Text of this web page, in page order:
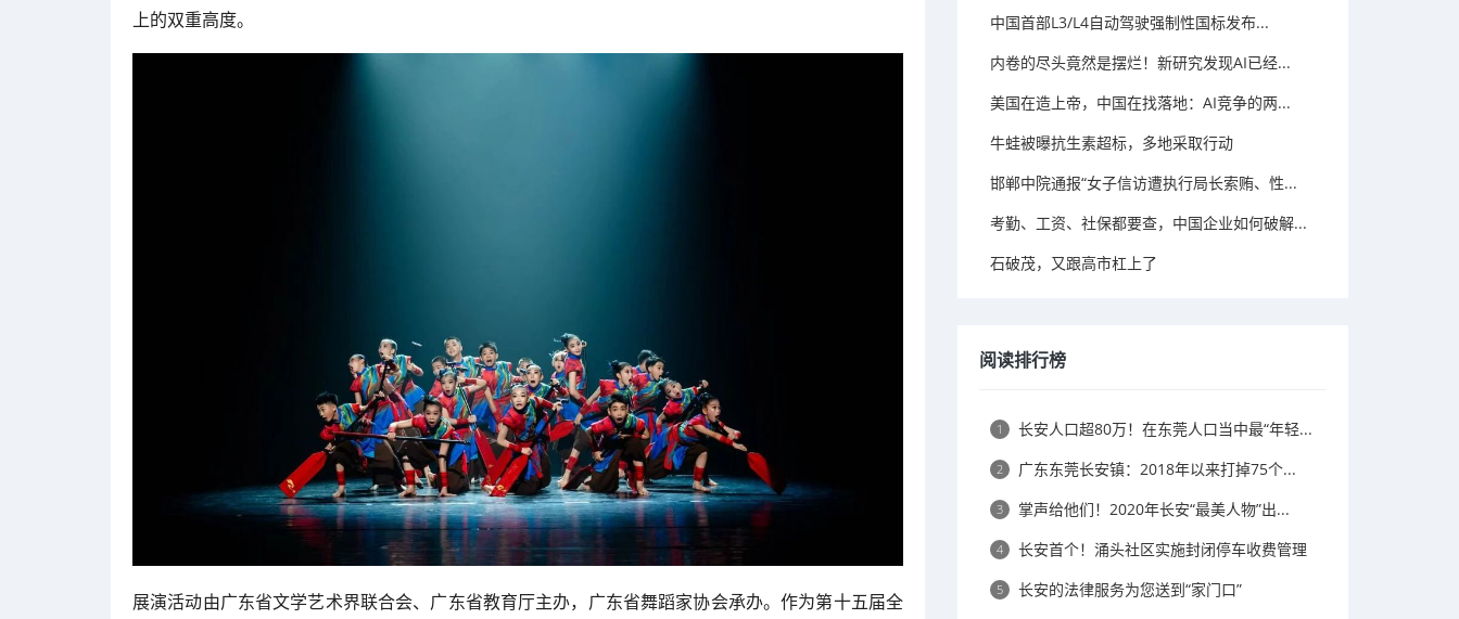
上的双重高度。
展演活动由广东省文学艺术界联合会、广东省教育厅主办，广东省舞蹈家协会承办。作为第十五届全
中国首部L3/L4自动驾驶强制性国标发布...
内卷的尽头竟然是摆烂！新研究发现AI已经...
美国在造上帝，中国在找落地：AI竞争的两...
牛蛙被曝抗生素超标，多地采取行动
邯郸中院通报“女子信访遭执行局长索贿、性...
考勤、工资、社保都要查，中国企业如何破解...
石破茂，又跟高市杠上了
阅读排行榜
1 长安人口超80万！在东莞人口当中最“年轻...
2 广东东莞长安镇：2018年以来打掉75个...
3 掌声给他们！2020年长安“最美人物”出...
4 长安首个！涌头社区实施封闭停车收费管理
5 长安的法律服务为您送到“家门口”